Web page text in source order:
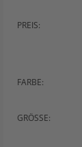
PREIS:
FARBE:
GRÖSSE: